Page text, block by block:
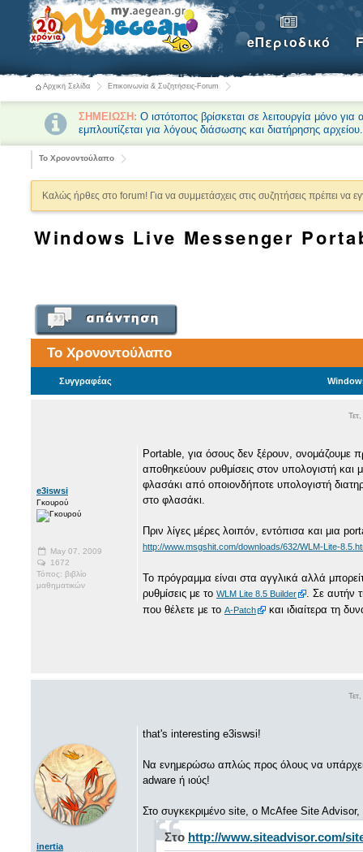
eΠεριοδικό
Αρχική Σελίδα Επικοινωνία & Συζητήσεις-Forum
ΣΗΜΕΙΩΣΗ: Ο ιστότοπος βρίσκεται σε λειτουργία μόνο
εμπλουτίζεται για λόγους διάσωσης και διατήρησης αρχείου.
Το Χρονοντούλαπο
Καλώς ήρθες στο forum! Για να συμμετάσχεις στις συζητήσεις πρέπει να
Windows Live Messenger
Το Χρονοντούλαπο
Συγγραφέας
e3iswsi
Γκουρού
May 07, 2009
1672
Τόπος: βιβλίο
μαθηματικών
Portable, για όσους δεν ξέρουν, ονομάζουμε
αποθηκεύουν ρυθμίσεις στον υπολογιστή
φλασάκι από οποιονδήποτε υπολογιστή
στο φλασάκι.
Πριν λίγες μέρες λοιπόν, εντόπισα και μια
http://www.msgshit.com/downloads/632/WLM-Lite-
Το πρόγραμμα είναι στα αγγλικά αλλά
ρυθμίσεις με το WLM Lite 8.5 Builder
. Σε αυτήν
που θέλετε με το A-Patch και ιδιαίτερα τη
inertia
that's interesting e3iswsi!
Να ενημερώσω απλώς προς όλους να
adware ή ιούς!
Στο συγκεκριμένο site, ο McAfee Site
Στο http://www.siteadvisor.com/